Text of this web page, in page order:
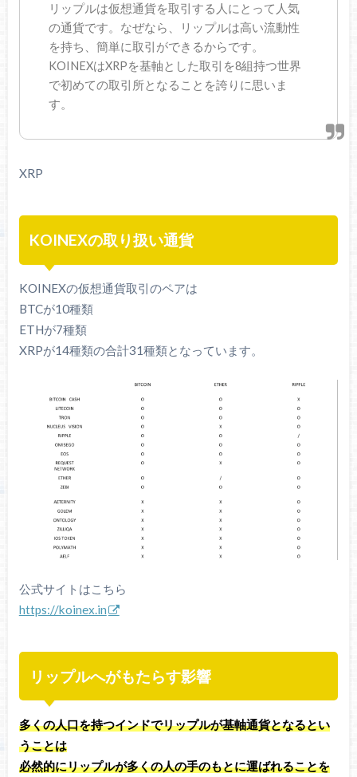
リップルは仮想通貨を取引する人にとって人気
の通貨です。なぜなら、リップルは高い流動性
を持ち、簡単に取引ができるからです。
KOINEXはXRPを基軸とした取引を8組持つ世界
で初めての取引所となることを誇りに思いま
す。
XRP
KOINEXの取り扱い通貨
KOINEXの仮想通貨取引のペアは
BTCが10種類
ETHが7種類
XRPが14種類の合計31種類となっています。
公式サイトはこちら
https://koinex.in
リップルへがもたらす影響
多くの人口を持つインドでリップルが基軸通貨となるとい
うことは
必然的にリップルが多くの人の手のもとに運ばれることを